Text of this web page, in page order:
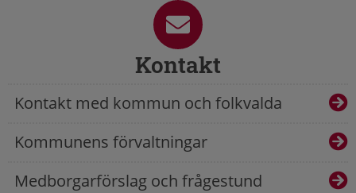
Kontakt
Kontakt med kommun och folkvalda
Kommunens förvaltningar
Medborgarförslag och frågestund